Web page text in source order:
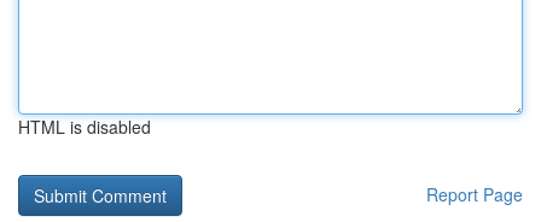
HTML is disabled
Report Page